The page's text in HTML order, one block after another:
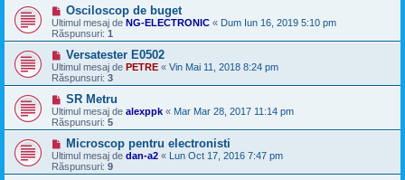
Osciloscop de buget
Ultimul mesaj de NG-ELECTRONIC « Dum Iun 16, 2019 5:10 pm
Răspunsuri: 1
Versatester E0502
Ultimul mesaj de PETRE « Vin Mai 11, 2018 8:24 pm
Răspunsuri: 3
SR Metru
Ultimul mesaj de alexppk « Mar Mar 28, 2017 11:14 pm
Răspunsuri: 5
Microscop pentru electronisti
Ultimul mesaj de dan-a2 « Lun Oct 17, 2016 7:47 pm
Răspunsuri: 9